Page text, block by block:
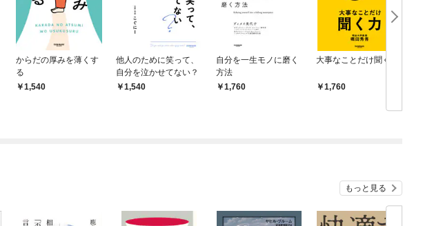
からだの厚みを薄くす
る
1,540
他人のために笑って、
自分を泣かせてない？
1,540
自分を一生モノに磨く
方法
1,760
大事なことだけ聞く力
1,760
もっと見る